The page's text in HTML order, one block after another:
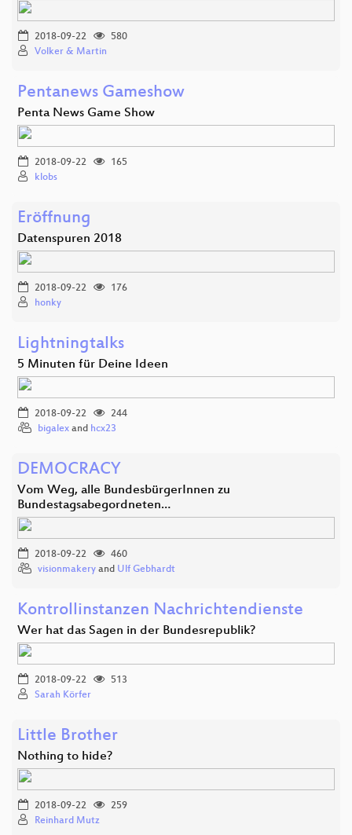
2018-09-22
580
Volker & Martin
Pentanews Gameshow
Penta News Game Show
2018-09-22
165
klobs
Eröffnung
Datenspuren 2018
2018-09-22
176
honky
Lightningtalks
5 Minuten für Deine Ideen
2018-09-22
244
bigalex and hcx23
DEMOCRACY
Vom Weg, alle BundesbürgerInnen zu
Bundestagsabegordneten…
2018-09-22
460
visionmakery and Ulf Gebhardt
Kontrollinstanzen Nachrichtendienste
Wer hat das Sagen in der Bundesrepublik?
2018-09-22
513
Sarah Körfer
Little Brother
Nothing to hide?
2018-09-22
259
Reinhard Mutz